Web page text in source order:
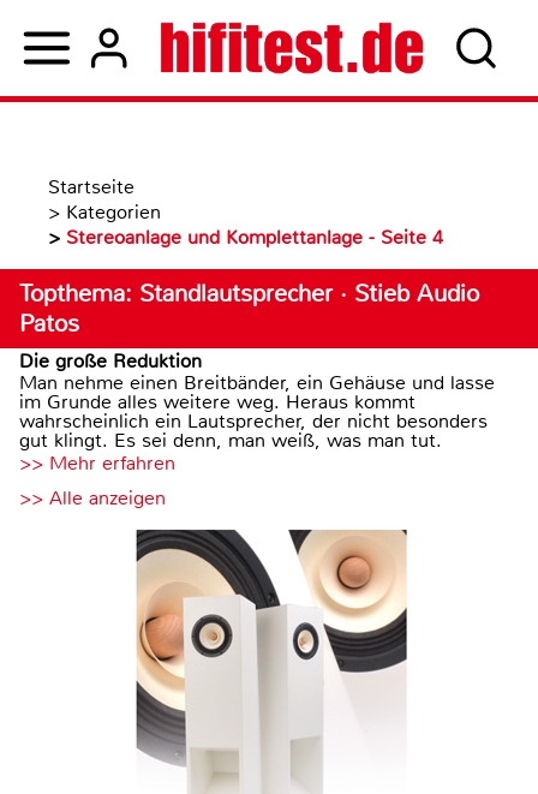
Startseite
> Kategorien
> Stereoanlage und Komplettanlage - Seite 4
Topthema: Standlautsprecher · Stieb Audio
Patos
Die große Reduktion
Man nehme einen Breitbänder, ein Gehäuse und lasse
im Grunde alles weitere weg. Heraus kommt
wahrscheinlich ein Lautsprecher, der nicht besonders
gut klingt. Es sei denn, man weiß, was man tut.
>> Mehr erfahren
>> Alle anzeigen